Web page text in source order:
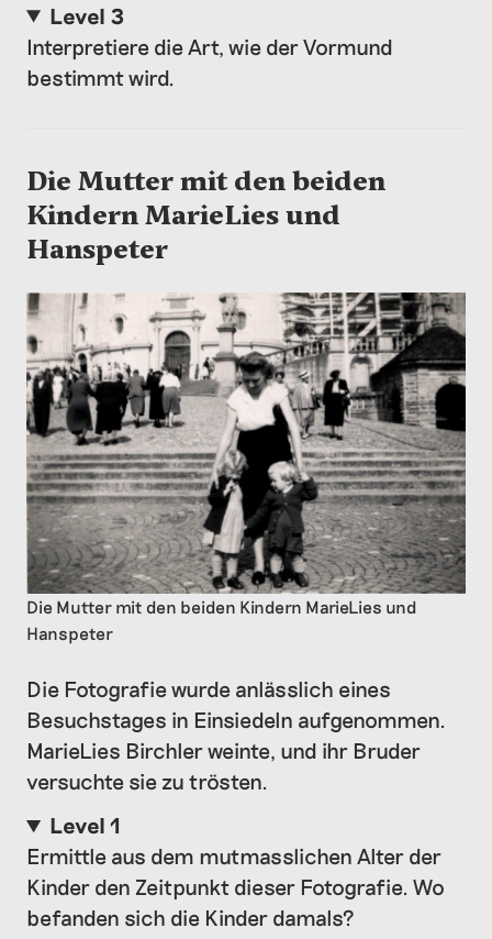
Level 3
Interpretiere die Art, wie der Vormund
bestimmt wird.
Die Mutter mit den beiden
Kindern MarieLies und
Hanspeter
Die Mutter mit den beiden Kindern MarieLies und
Hanspeter
Die Fotografie wurde anlässlich eines
Besuchstages in Einsiedeln aufgenommen.
MarieLies Birchler weinte, und ihr Bruder
versuchte sie zu trösten.
Level 1
Ermittle aus dem mutmasslichen Alter der
Kinder den Zeitpunkt dieser Fotografie. Wo
befanden sich die Kinder damals?